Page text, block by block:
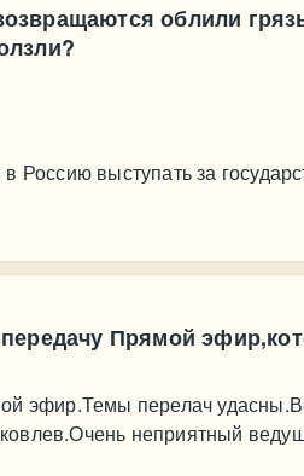
облили
Россию выступать за
Прямой
эфир.Темы перелач
неприятный